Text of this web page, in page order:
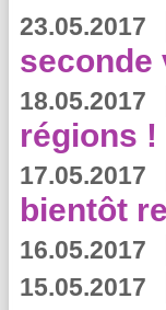
23.05.2017
seconde
18.05.2017
régions !
17.05.2017
bientôt
16.05.2017
15.05.2017